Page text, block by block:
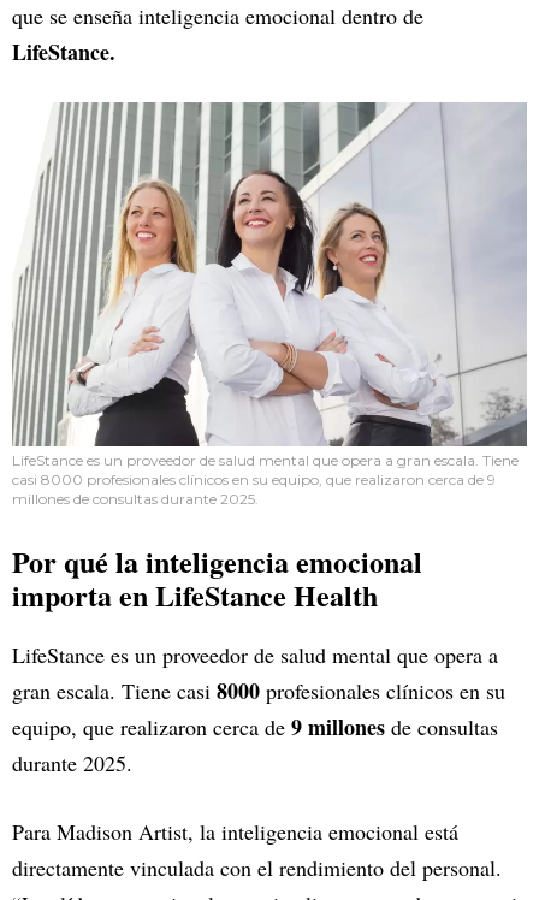
que se enseña inteligencia emocional dentro de
LifeStance.
LifeStance es un proveedor de salud mental que opera a gran escala. Tiene
casi 8000 profesionales clínicos en su equipo, que realizaron cerca de 9
millones de consultas durante 2025.
Por qué la inteligencia emocional
importa en LifeStance Health
LifeStance es un proveedor de salud mental que opera a
gran escala. Tiene casi 8000 profesionales clínicos en su
equipo, que realizaron cerca de 9 millones de consultas
durante 2025.
Para Madison Artist, la inteligencia emocional está
directamente vinculada con el rendimiento del personal.